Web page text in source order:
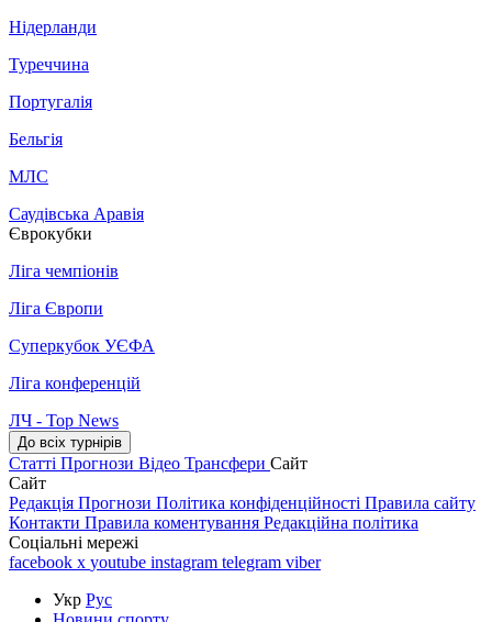
Нідерланди
Туреччина
Португалія
Бельгія
МЛС
Саудівська Аравія
Єврокубки
Ліга чемпіонів
Ліга Європи
Суперкубок УЄФА
Ліга конференцій
ЛЧ - Top News
До всіх турнірів
Статті Прогнози Відео Трансфери Сайт
Сайт
Редакція Прогнози Політика конфіденційності Правила сайту
Контакти Правила коментування Редакційна політика
Соціальні мережі
facebook x youtube instagram telegram viber
Укр Рус